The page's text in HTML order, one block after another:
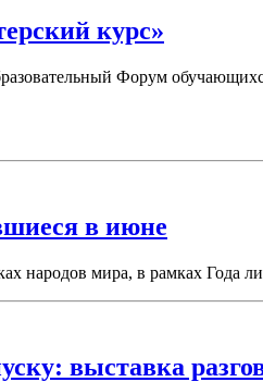
курс»
Форум
в июне
народов мира, в рамках Года
выставка